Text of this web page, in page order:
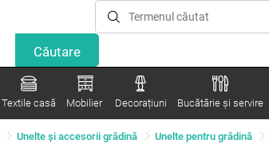
Textile casă Mobilier Decorațiuni Bucătărie și servire
Unelte şi accesorii grădină Unelte pentru grădină